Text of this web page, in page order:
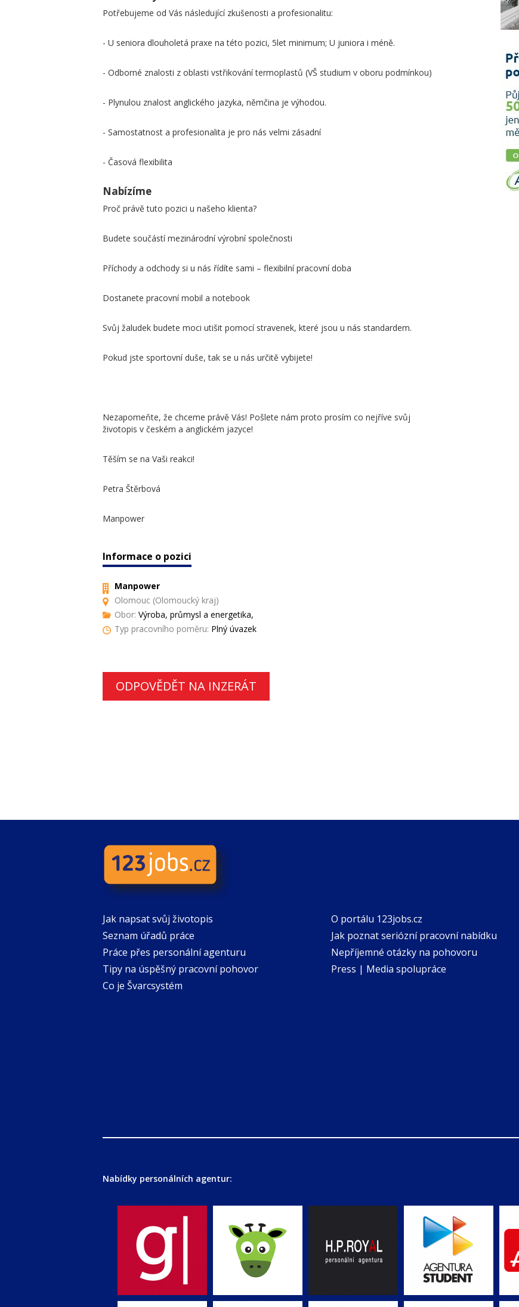
Potřebujeme od Vás následující zkušenosti a profesionalitu:
- U seniora dlouholetá praxe na této pozici, 5let minimum; U juniora i méně.
- Odborné znalosti z oblasti vstřikování termoplastů (VŠ studium v oboru podmínkou)
- Plynulou znalost anglického jazyka, němčina je výhodou.
- Samostatnost a profesionalita je pro nás velmi zásadní
- Časová flexibilita
Nabízíme
Proč právě tuto pozici u našeho klienta?
Budete součástí mezinárodní výrobní společnosti
Příchody a odchody si u nás řídíte sami – flexibilní pracovní doba
Dostanete pracovní mobil a notebook
Svůj žaludek budete moci utišit pomocí stravenek, které jsou u nás standardem.
Pokud jste sportovní duše, tak se u nás určitě vybijete!
Nezapomeňte, že chceme právě Vás! Pošlete nám proto prosím co nejříve svůj
životopis v českém a anglickém jazyce!
Těším se na Vaši reakci!
Petra Štěrbová
Manpower
Informace o pozici
Manpower
Olomouc (Olomoucký kraj)
Obor: Výroba, průmysl a energetika,
Typ pracovního poměru: Plný úvazek
ODPOVĚDĚT NA INZERÁT
Jak napsat svůj životopis
Seznam úřadů práce
Práce přes personální agenturu
Tipy na úspěšný pracovní pohovor
Co je Švarcsystém
O portálu 123jobs.cz
Jak poznat seriózní pracovní nabídku
Nepříjemné otázky na pohovoru
Press | Media spolupráce
Nabídky personálních agentur: